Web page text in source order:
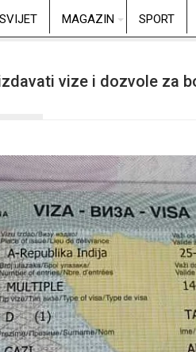
SVIJET MAGAZIN SPORT
vize i dozvole za